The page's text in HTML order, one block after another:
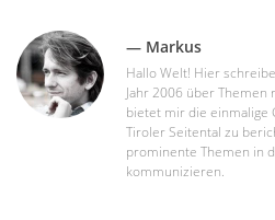
— Markus
Hallo Welt! Hier
Jahr 2006 über Themen
bietet mir die einmalige
Tiroler Seitental zu
prominente Themen in
kommunizieren.